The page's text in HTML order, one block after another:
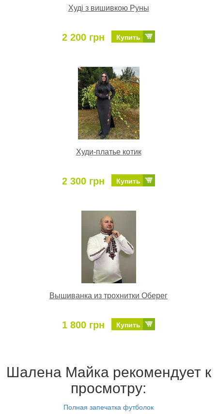
Худі з вишивкою Руны
2 200 грн Купить
Худи-платье котик
2 300 грн Купить
Вышиванка из трохнитки Оберег
1 800 грн Купить
Шалена Майка рекомендует к
просмотру:
Полная запечатка футболок